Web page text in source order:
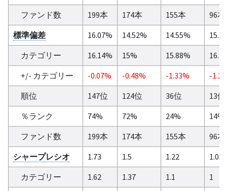
ファンド数
199本 174本 155本
96本
標準偏差
16.07% 14.52% 14.55%
カテゴリー
16.14% 15% 15.88%
+/- カテゴリー
-0.07% -0.48% -1.33%
-
順位
147位 124位 36位
13位
％ランク
74% 72% 24%
14%
ファンド数
199本 174本 155本
96本
シャープレシオ
1.73 1.5 1.22
1.05
カテゴリー
1.62 1.37 1.1
1